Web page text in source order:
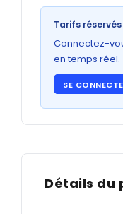
GRAND FORMAT
Abribus
Tarifs
Connectez-
en temps réel.
SE
Détails du